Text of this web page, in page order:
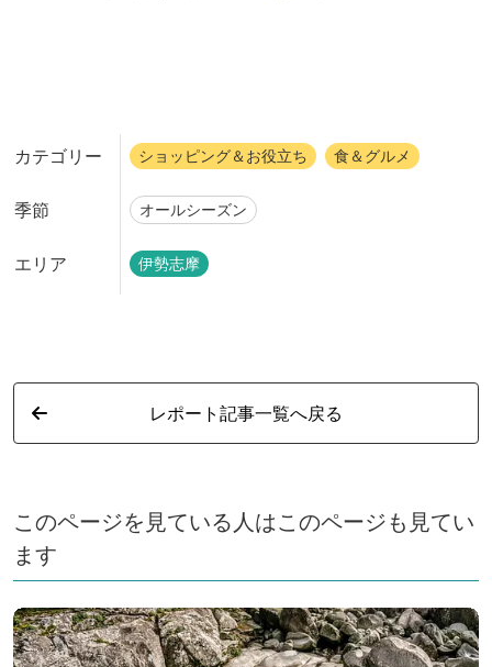
カテゴリー ショッピング＆お役立ち 食＆グルメ
季節 オールシーズン
エリア 伊勢志摩
レポート記事一覧へ戻る
このページを見ている人はこのページも見てい
ます